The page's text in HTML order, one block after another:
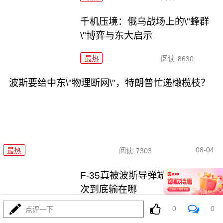
千机压境：俄乌战场上的\"蜂群
\"博弈与东大启示
最热 阅读 8630
波斯要给中东\"物理断网\"，特朗普忙递橄榄枝？
最热 阅读 7303 08-04
F-35真被波斯导弹端了！美军这
次到底输在哪
阅读 7102
点评一下 0 0